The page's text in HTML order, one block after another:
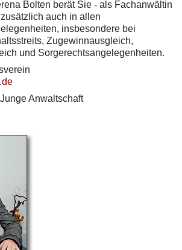
Bolten berät Sie - als Fachanwältin
auch in allen
insbesondere bei
Zugewinnausgleich,
und Sorgerechtsangelegenheiten.
Anwaltschaft